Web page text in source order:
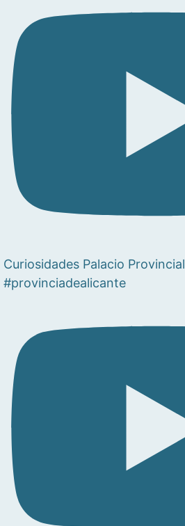
Curiosidades Palacio Provincial
#provinciadealicante